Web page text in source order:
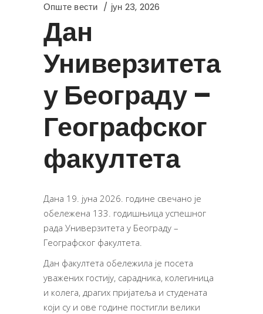
Опште вести јун 23, 2026
Дан
Универзитета
у Београду –
Географског
факултета
Дана 19. јуна 2026. године свечано је
обележена 133. годишњица успешног
рада Универзитета у Београду –
Географског факултета.
Дан факултета обележила је посета
уважених гостију, сарадника, колегиница
и колега, драгих пријатеља и студената
који су и ове године постигли велики